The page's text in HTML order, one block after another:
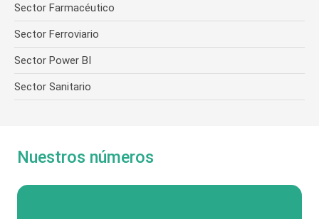
Sector Farmacéutico
Sector Ferroviario
Sector Power BI
Sector Sanitario
Nuestros números